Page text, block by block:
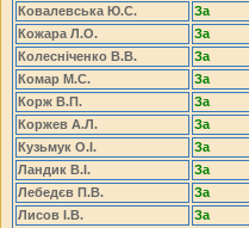
Ковалевська Ю.С.
За
Кожара Л.О.
За
Колесніченко В.В.
За
Комар М.С.
За
Корж В.П.
За
Коржев А.Л.
За
Кузьмук О.І.
За
Ландик В.І.
За
Лебедєв П.В.
За
Лисов І.В.
За